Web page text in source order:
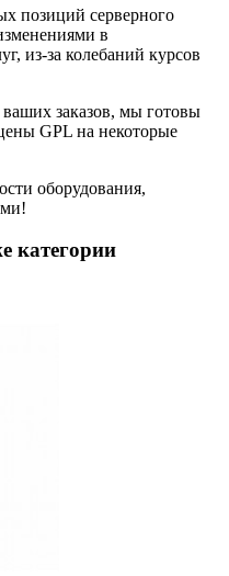
позиций серверного
в
из-за колебаний курсов
заказов, мы готовы
GPL на некоторые
оборудования,
категории